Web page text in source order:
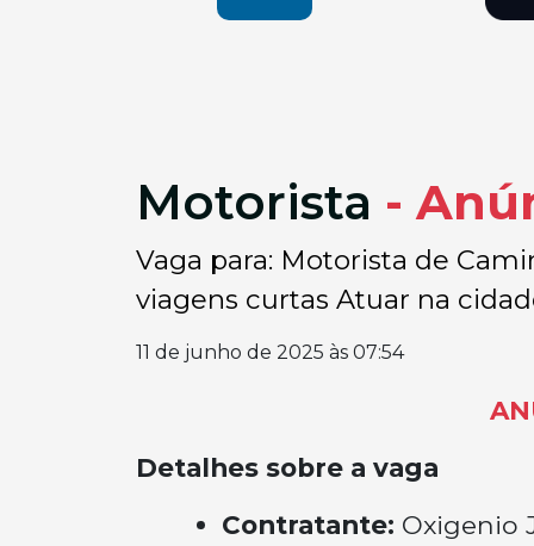
Motorista -
Vaga para: Motorista de
viagens curtas Atuar na
11 de junho de 2025 às 07:54
Detalhes sobre a vaga
Contratante: Oxigenio